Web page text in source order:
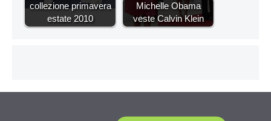
collezione primavera
estate 2010
Michelle Obama
veste Calvin Klein